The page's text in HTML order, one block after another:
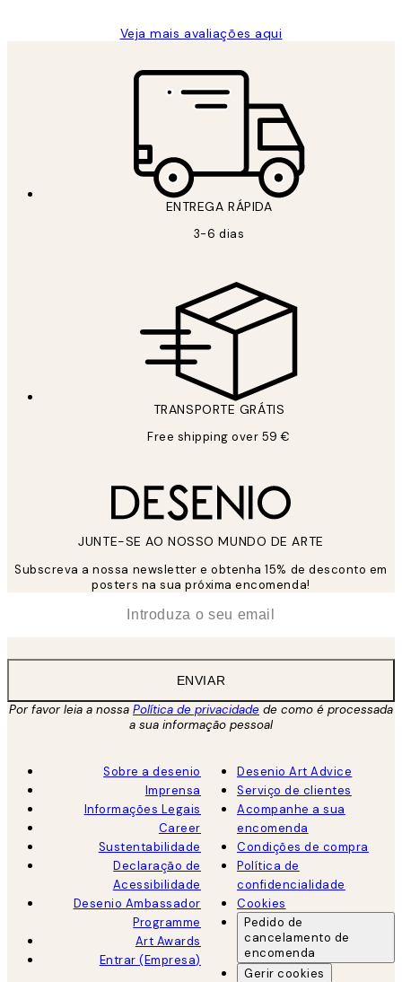
Veja mais avaliações aqui
ENTREGA RÁPIDA
3-6 dias
TRANSPORTE GRÁTIS
Free shipping over 59 €
JUNTE-SE AO NOSSO MUNDO DE ARTE
Subscreva a nossa newsletter e obtenha 15% de desconto em
posters na sua próxima encomenda!
ENVIAR
Por favor leia a nossa Política de privacidade de como é processada
a sua informação pessoal
Sobre a desenio
Imprensa
Informações Legais
Career
Sustentabilidade
Declaração de
Acessibilidade
Desenio Ambassador
Programme
Art Awards
Entrar (Empresa)
Desenio Art Advice
Serviço de clientes
Acompanhe a sua
encomenda
Condições de compra
Política de
confidencialidade
Cookies
Pedido de
cancelamento de
encomenda
Gerir cookies